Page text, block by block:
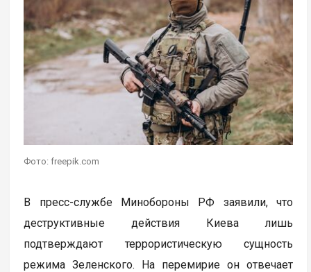
Фото: freepik.com
В пресс-службе Минобороны РФ заявили, что
деструктивные действия Киева лишь
подтверждают террористическую сущность
режима Зеленского. На перемирие он отвечает